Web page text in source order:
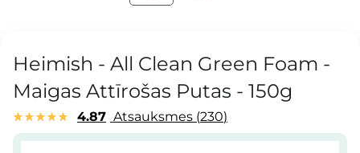
Heimish - All Clean Green Foam -
Maigas Attīrošas Putas - 150g
4.87 Atsauksmes 230